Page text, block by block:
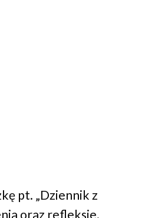
pt. „Dziennik z
oraz refleksje.